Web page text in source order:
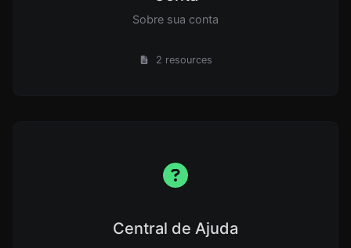
Sobre sua conta
2 resources
Central de Ajuda